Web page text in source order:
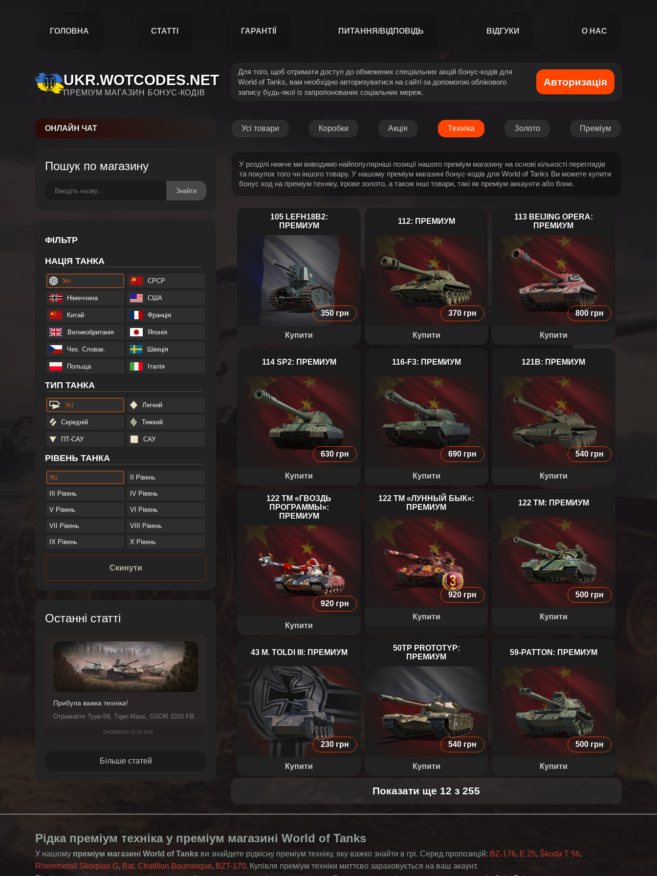
ГОЛОВНА СТАТТІ ГАРАНТІЇ ПИТАННЯ/ВІДПОВІДЬ ВІДГУКИ О НАС
UKR.WOTCODES.NET
ПРЕМІУМ МАГАЗИН БОНУС-КОДІВ
Для того, щоб отримати доступ до обмежених спеціальних акцій бонус-кодів для
World of Tanks, вам необхідно авторизуватися на сайті за допомогою облікового
запису будь-якої із запропонованих соціальних мереж.
Авторизація
ОНЛАЙН ЧАТ
Пошук по магазину
Знайти
ФІЛЬТР
НАЦІЯ ТАНКА
Усі СРСР
Німеччина США
Китай Франція
Великобританія Японія
Чех. Словак. Швеція
Польща Італія
ТИП ТАНКА
Усі Легкий
Середній Тяжкий
ПТ-САУ САУ
РІВЕНЬ ТАНКА
Усі II Рівень
III Рівень IV Рівень
V Рівень VI Рівень
VII Рівень VIII Рівень
IX Рівень X Рівень
Скинути
Останні статті
Прибула важка техніка!
Отримайте Type-59, Tiger-Maus, GSOR 1010 FB.
ОНОВЛЕНО 25.05.2026
Більше статей
Усі товари Коробки Акція Техніка Золото Преміум
У розділі нижче ми виводимо найпопулярніші позиції нашого преміум магазину на основі кількості переглядів
та покупок того чи іншого товару. У нашому преміум магазині бонус-кодів для World of Tanks Ви можете купити
бонус код на преміум техніку, ігрове золото, а також інші товари, такі як преміум аккаунти або бони.
105 LEFH18B2:
ПРЕМИУМ
105 LEFH18B2
350 грн
Купити
112: ПРЕМИУМ
112
370 грн
Купити
113 BEIJING OPERA:
ПРЕМИУМ
113 BEIJING OPERA
800 грн
Купити
114 SP2: ПРЕМИУМ
114 SP2
630 грн
Купити
116-F3: ПРЕМИУМ
116-F3
690 грн
Купити
121B: ПРЕМИУМ
121B
540 грн
Купити
122 TM «ГВОЗДЬ
ПРОГРАММЫ»:
ПРЕМИУМ
ПРОГРАММЫ»
920 грн
Купити
122 TM «ЛУННЫЙ БЫК»:
ПРЕМИУМ
122 TM «ЛУННЫЙ БЫК»
920 грн
Купити
122 TM: ПРЕМИУМ
122 TM
500 грн
Купити
43 M. TOLDI III: ПРЕМИУМ
43 M. TOLDI III
230 грн
Купити
50TP PROTOTYP:
ПРЕМИУМ
50TP PROTOTYP
540 грн
Купити
59-PATTON: ПРЕМИУМ
59-PATTON
500 грн
Купити
Показати ще 12 з 255
Рідка преміум техніка у преміум магазині World of Tanks
У нашому преміум магазині World of Tanks ви знайдете рідкісну преміум техніку, яку важко знайти в грі. Серед пропозицій: BZ-176, E 25, Škoda T 56,
Rheinmetall Skorpion G, Bat. Chatillon Bourrasque, BZT-170. Купівля преміум техніки миттєво зараховується на ваш акаунт.